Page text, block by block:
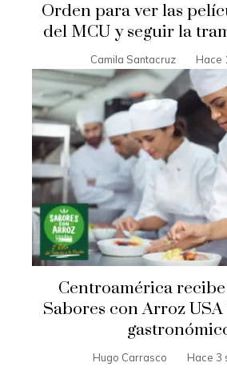
Orden para ver las
del MCU y seguir la
Camila Santacruz Hace
Centroamérica
Sabores con Arroz USA
Hugo Carrasco Hace 3